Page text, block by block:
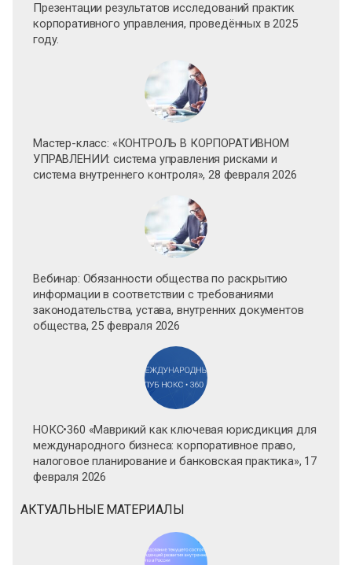
Презентации результатов исследований практик
корпоративного управления, проведённых в 2025
году.
Мастер-класс: «КОНТРОЛЬ В КОРПОРАТИВНОМ
УПРАВЛЕНИИ: система управления рисками и
система внутреннего контроля», 28 февраля 2026
Вебинар: Обязанности общества по раскрытию
информации в соответствии с требованиями
законодательства, устава, внутренних документов
общества, 25 февраля 2026
НОКС•360 «Маврикий как ключевая юрисдикция для
международного бизнеса: корпоративное право,
налоговое планирование и банковская практика», 17
февраля 2026
АКТУАЛЬНЫЕ МАТЕРИАЛЫ